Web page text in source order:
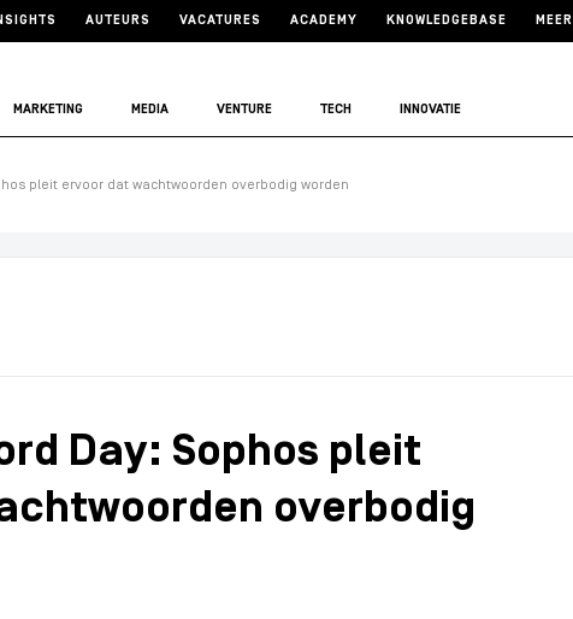
AUTEURS VACATURES ACADEMY KNOWLEDGEBASE MEER
MARKETING MEDIA VENTURE TECH INNOVATIE
pleit ervoor dat wachtwoorden overbodig worden
Day: Sophos pleit
overbodig